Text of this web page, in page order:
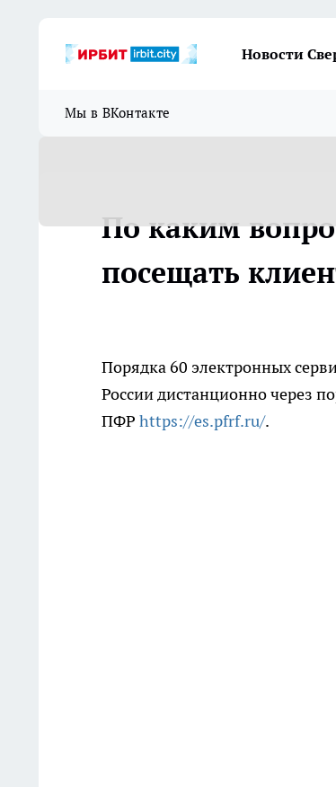
Новости
Мы в ВКонтакте
По каким
посещать
Порядка 60 электронных
России дистанционно через
ПФР https://es.pfrf.ru/.